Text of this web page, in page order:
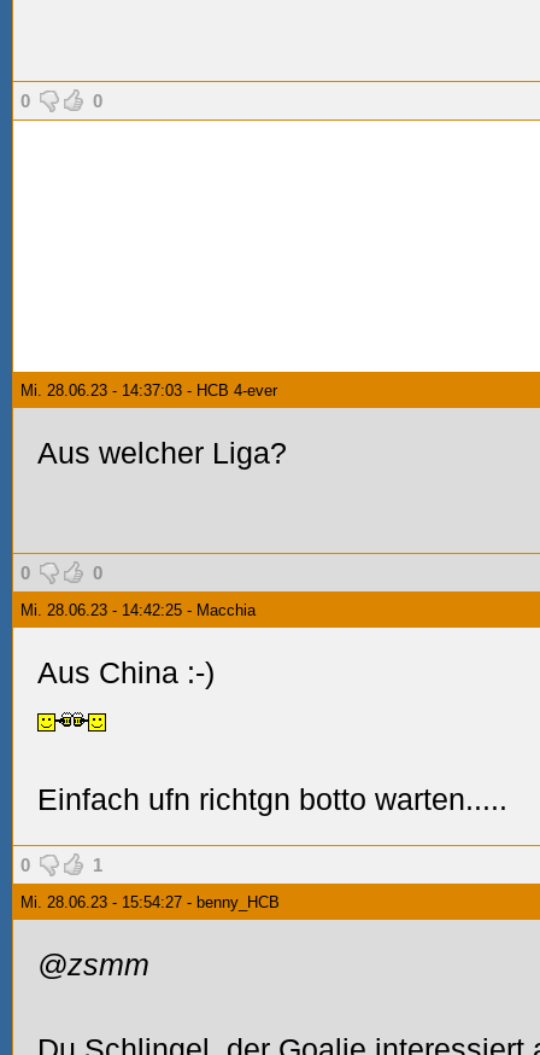
0 0
Mi. 28.06.23 - 14:37:03 - HCB 4-ever
Aus welcher Liga?
0 0
Mi. 28.06.23 - 14:42:25 - Macchia
Aus China :-)
Einfach ufn richtgn botto warten.....
0 1
Mi. 28.06.23 - 15:54:27 - benny_HCB
@zsmm